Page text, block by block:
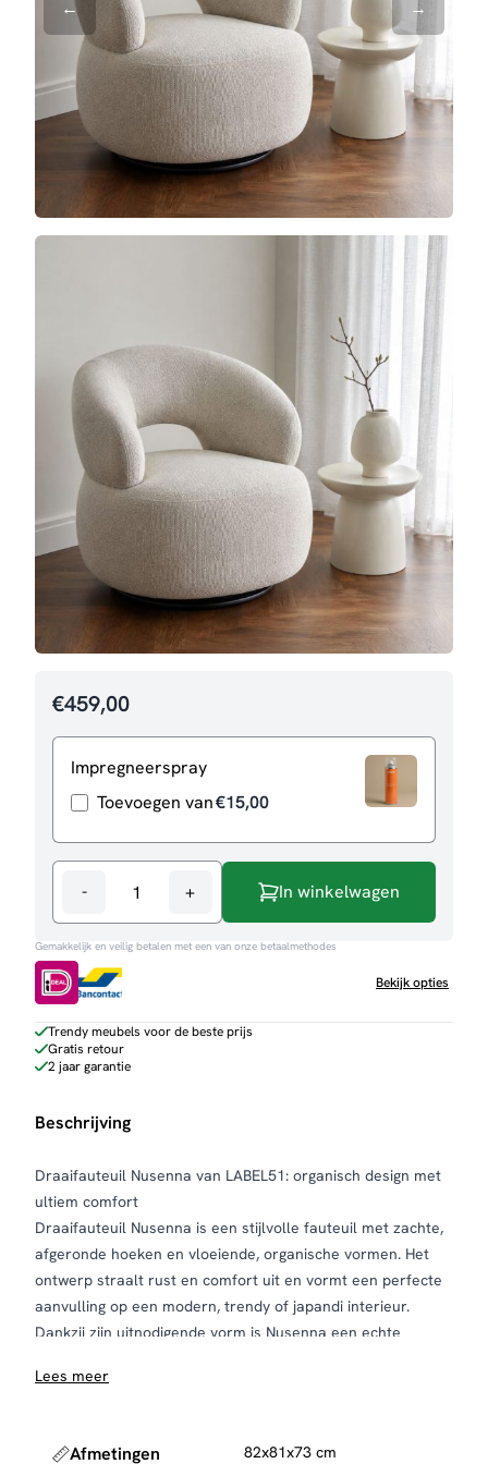
€459,00
Impregneerspray
Toevoegen van€15,00
-
Draaifauteuil
Nusenna
aantal
+ In winkelwagen
Gemakkelijk en veilig betalen met een van onze betaalmethodes
Bekijk opties
Trendy meubels voor de beste prijs
Gratis retour
2 jaar garantie
Beschrijving
Draaifauteuil Nusenna van LABEL51: organisch design met
ultiem comfort
Draaifauteuil Nusenna is een stijlvolle fauteuil met zachte,
afgeronde hoeken en vloeiende, organische vormen. Het
ontwerp straalt rust en comfort uit en vormt een perfecte
aanvulling op een modern, trendy of japandi interieur.
Dankzij zijn uitnodigende vorm is Nusenna een echte
Door de compacte maar comfortabele afmeting biedt deze
Lees meer
Afmetingen 82x81x73 cm